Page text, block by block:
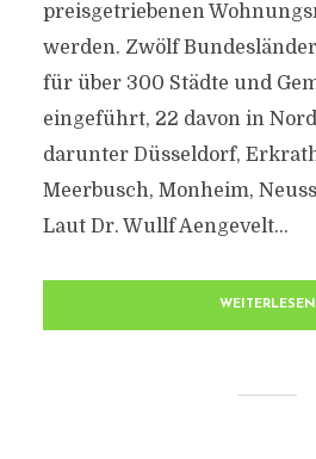
preisgetriebenen
werden. Zwölf
für über 300 Städte und
eingeführt, 22 davon in
darunter Düsseldorf,
Meerbusch, Monheim,
Laut Dr. Wullf Aengevelt...
WEITERLESEN